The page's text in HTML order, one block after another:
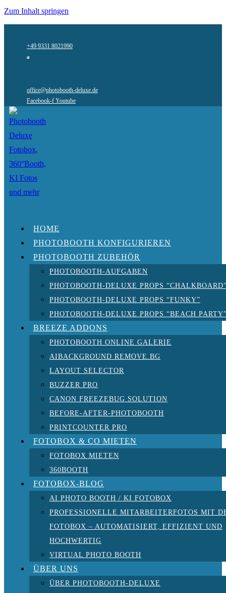
Zum Inhalt springen
+49 9331 8021990
office@photobooth-deluxe.de
Facebook-f Youtube
HOME
PHOTOBOOTH KONFIGURIEREN
PHOTOBOOTH ZUBEHÖR
PHOTOBOOTH-AUFGABEN
PHOTOBOOTH-DELUXE PROPS
PHOTOBOOTH-DELUXE PROPS “FUNKY”
PHOTOBOOTH-DELUXE PROPS “BEACH
BREEZE ADDONS
PHOTOBOOTH ONLINE GALERIE
AIBACKGROUND REMOVE.BG
LAYOUT SELECTOR
BUZZER PRO
CANON FREEZEBUG SOLUTION
BEFORE-AFTER-PHOTOBOOTH
PRINTCOUNTER PRO
FOTOBOX & CO MIETEN
FOTOBOX MIETEN
360BOOTH
FOTOBOX-BLOG
AI PHOTO BOOTH / KI FOTOBOX
PROFESSIONELLE MITARBEITERFOTOS MIT
FOTOBOX – AUTOMATISIERT, EFFIZIENT UND
HOCHWERTIG
VIRTUAL PHOTO BOOTH
ÜBER UNS
ÜBER PHOTOBOOTH-DELUXE